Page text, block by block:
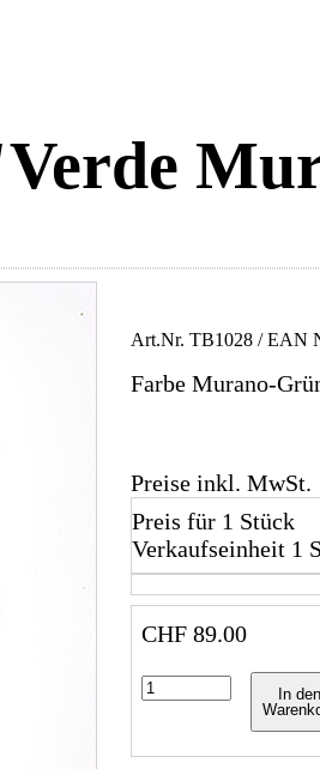
Art.Nr.TB1028 / EAN
Farbe Murano-
Preise inkl. MwSt.
Preis für 1 Stück
Verkaufseinheit 1
CHF 89.00
In den